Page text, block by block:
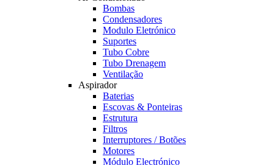
Bombas
Condensadores
Modulo Eletrónico
Suportes
Tubo Cobre
Tubo Drenagem
Ventilação
Aspirador
Baterias
Escovas & Ponteiras
Estrutura
Filtros
Interruptores / Botões
Motores
Módulo Electrónico